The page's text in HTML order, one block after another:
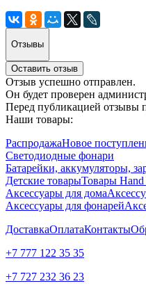
Отзывы
Оставить отзыв
Отзыв успешно отправлен.
Он будет проверен
Перед публикацией отзывы
Наши товары:
РаспродажаНовое
Светодиодные фонари
Батарейки, аккумуляторы,
Детские товарыТовары Hand
Аксессуары для дома
Аксессуары для фонарей
ДоставкаОплатаКонтакты
+7 777 122 35 35
+7 727 232 36 23